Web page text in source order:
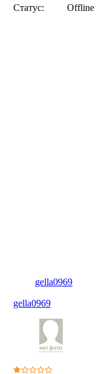
Статус:
Offline
gella0969
gella0969